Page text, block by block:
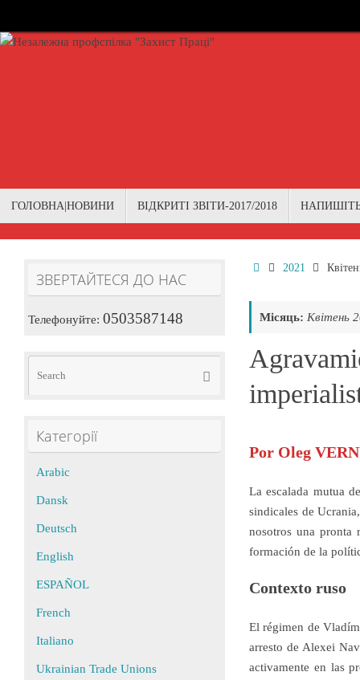
to
content
ГОЛОВНА|НОВИНИ ВІДКРИТІ ЗВІТИ-2017/2018
Home2021
Місяць: Квітень
Por Oleg
La escalada mutua
sindicales de
nosotros una pronta
formación de la
Contexto ruso
El régimen de
arresto de Alexei
activamente en las
ЗВЕРТАЙТЕСЯ ДО НАС
Телефонуйте: 0503587148
Search
Search
Категорії
Arabic
Dansk
Deutsch
English
ESPAÑOL
French
Italiano
Ukrainian Trade Unions